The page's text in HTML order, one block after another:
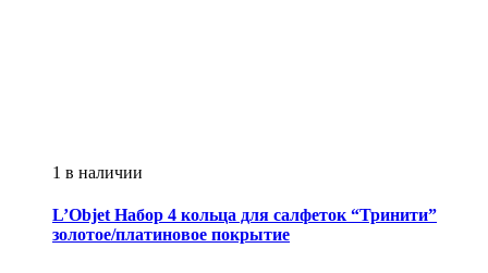
1 в наличии
L’Objet Набор 4 кольца для салфеток “Тринити”
золотое/платиновое покрытие